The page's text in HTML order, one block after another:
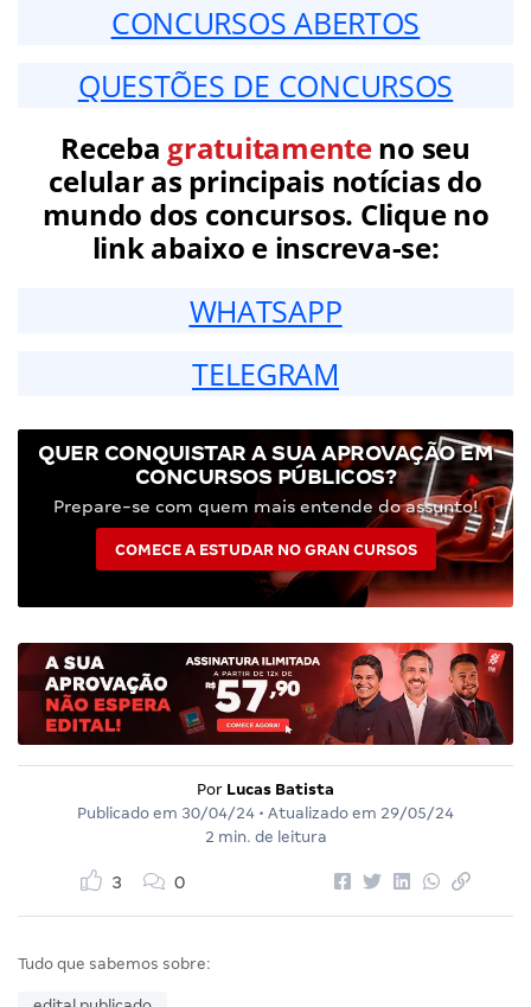
CONCURSOS ABERTOS
QUESTÕES DE CONCURSOS
Receba gratuitamenteno seu
celular as principais notícias do
mundo dos concursos. Clique no
link abaixo e inscreva-se:
WHATSAPP
TELEGRAM
QUER CONQUISTAR A SUA APROVAÇÃO EM
CONCURSOS PÚBLICOS?
Prepare-se com quem mais entende do assunto!
COMECE A ESTUDAR NO GRAN CURSOS
Por Lucas Batista
Publicado em 30/04/24 • Atualizado em 29/05/24
2 min. de leitura
3 0
Tudo que sabemos sobre: